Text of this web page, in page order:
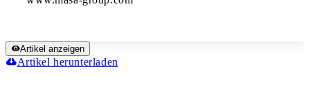
Artikel anzeigen
Artikel herunterladen